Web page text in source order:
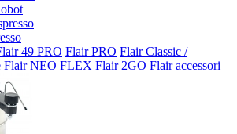
49 PRO Flair PRO Flair Classic /
Flair NEO FLEX Flair 2GO Flair accessori